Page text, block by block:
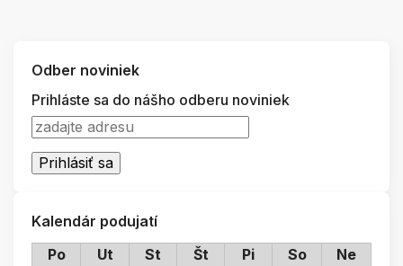
Odber noviniek
Prihláste sa do nášho odberu noviniek
Kalendár podujatí
Po
Ut St Št Pi So Ne